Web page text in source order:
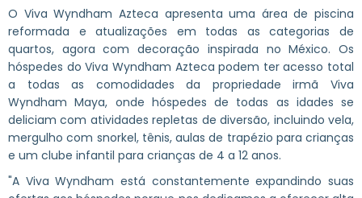
O Viva Wyndham Azteca apresenta uma área de piscina
reformada e atualizações em todas as categorias de
quartos, agora com decoração inspirada no México. Os
hóspedes do Viva Wyndham Azteca podem ter acesso total
a todas as comodidades da propriedade irmã Viva
Wyndham Maya, onde hóspedes de todas as idades se
deliciam com atividades repletas de diversão, incluindo vela,
mergulho com snorkel, tênis, aulas de trapézio para crianças
e um clube infantil para crianças de 4 a 12 anos.
"A Viva Wyndham está constantemente expandindo suas